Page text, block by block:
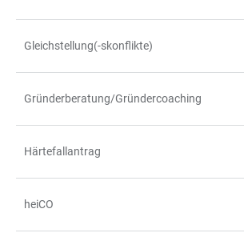
Gleichstellung(-skonflikte)
Gründerberatung/Gründercoaching
Härtefallantrag
heiCO